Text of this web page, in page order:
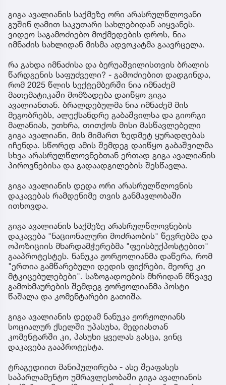
გიგა ავალიანის საქმეზე ორი არასრულწლოვანი
გუშინ ღამით საკუთარი სახლებიდან აიყვანეს.
ვიდეო საგამოძიებო მოქმედების დროს, ნია
იმნაძის სახლიდან მისმა ადვოკატმა გაავრცელა.
რა გახდა იმნაძისა და ბერუაშვილისთვის ბრალის
წარდგენის საფუძველი? - გამოძიებით დადგინდა,
რომ 2025 წლის სექტემბერში ნია იმნაძემ
მათემატიკაში მომზადება დაიწყო გიგა
ავალიანთან. ბრალდებულმა ნია იმნაძემ მის
მეგობრებს, ალექსანდრე გაბაშვილსა და გიორგი
მალანიას, უთხრა, თითქოს მისი მასწავლებელი
გიგა ავალიანი, მის მიმართ ზედმეტ ყურადღებას
იჩენდა. სწორედ ამის შემდეგ დაიწყო გაბაშვილმა
სხვა არასრულწლოვნებთან ერთად გიგა ავალიანის
პიროვნებისა და გადაადგილების შესწავლა.
გიგა ავალიანის დედა ორი არასრულწლოვნის
დაკავებას რამდენიმე თვის განმავლობაში
ითხოვდა.
გიგა ავალიანის საქმეზე არასრულწლოვნების
დაკავება "ნაციონალური მოძრაობის" წევრებმა და
ოპოზიციის მხარდამჭერებმა "ფეისბუქპოსტებით"
გააპროტესტეს. ნანუკა ჟორჟოლიანმა დაწერა, რომ
"ერთია გამწარებული დედის ფიქრები, მეორე კი
მტკიცებულებები". საზოგადოების მხრიდან მწვავე
გამოხმაურების შემდეგ ჟორჟოლიანმა პოსტი
წაშალა და კომენტარები გათიშა.
გიგა ავალიანის დედამ ნანუკა ჟორჟოლიანს
სოციალურ ქსელში უპასუხა, მედიასთან
კომენტარში კი, პასუხი ყველას გასცა, ვინც
დაკავება გააპროტესტა.
ტრაგედიით მანიპულირება - ასე შეაფასეს
საპარლამენტო უმრავლესობაში გიგა ავალიანის